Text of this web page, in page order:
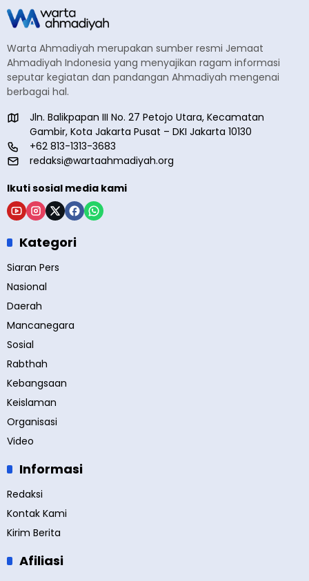
Warta Ahmadiyah merupakan sumber resmi Jemaat
Ahmadiyah Indonesia yang menyajikan ragam informasi
seputar kegiatan dan pandangan Ahmadiyah mengenai
berbagai hal.
Jln. Balikpapan III No. 27 Petojo Utara, Kecamatan
Gambir, Kota Jakarta Pusat – DKI Jakarta 10130
+62 813-1313-3683
redaksi@wartaahmadiyah.org
Ikuti sosial media kami
Kategori
Siaran Pers
Nasional
Daerah
Mancanegara
Sosial
Rabthah
Kebangsaan
Keislaman
Organisasi
Video
Informasi
Redaksi
Kontak Kami
Kirim Berita
Afiliasi